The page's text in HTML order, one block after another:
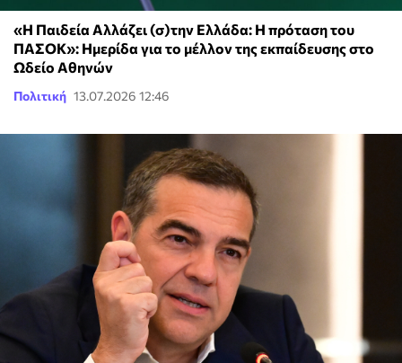
«Η Παιδεία Αλλάζει (σ)την Ελλάδα: Η πρόταση του
ΠΑΣΟΚ»: Ημερίδα για το μέλλον της εκπαίδευσης στο
Ωδείο Αθηνών
Πολιτική 13.07.2026 12:46